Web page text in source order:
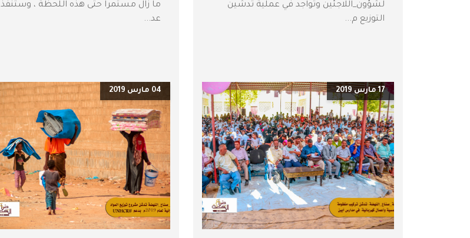
لشؤون_اللاجئين وتواجد في عملية تدشين
التوزيع م...
ما زال مستمرا حتى هذه اللحظة ، وستنفذ
عد...
17 مارس 2019 04 مارس 2019